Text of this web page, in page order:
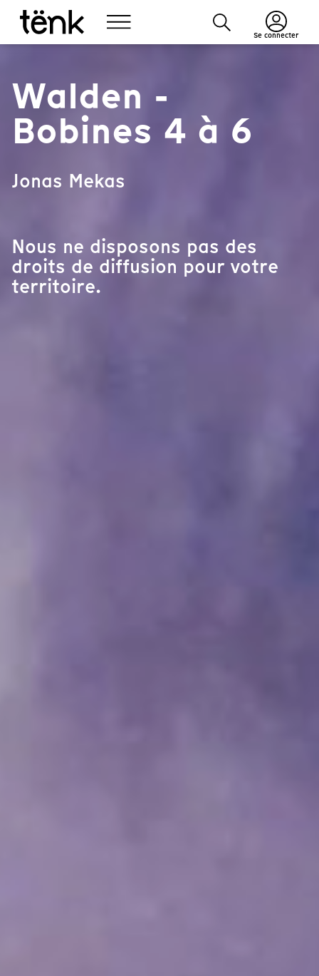
Se connecter
Walden -
Bobines 4 à 6
Jonas Mekas
Nous ne disposons pas des
droits de diffusion pour votre
territoire.